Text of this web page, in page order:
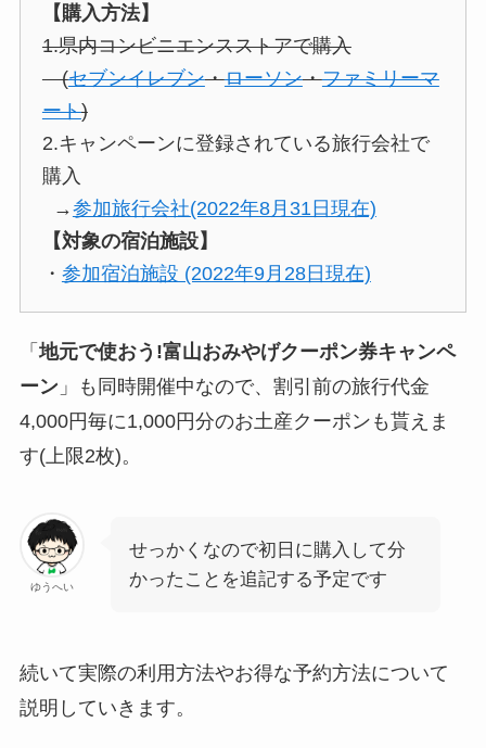
【購入方法】
1.県内コンビニエンスストアで購入
(セブンイレブン・ローソン・ファミリーマ
ート)
2.キャンペーンに登録されている旅行会社で
購入
→参加旅行会社(2022年8月31日現在)
【対象の宿泊施設】
・ 参加宿泊施設 (2022年9月28日現在)
「地元で使おう!富山おみやげクーポン券キャンペ
ーン」も同時開催中なので、割引前の旅行代金
4,000円毎に1,000円分のお土産クーポンも貰えま
す(上限2枚)。
ゆうへい
せっかくなので初日に購入して分
かったことを追記する予定です
続いて実際の利用方法やお得な予約方法について
説明していきます。